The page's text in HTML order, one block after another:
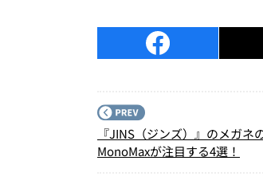
『JINS（ジンズ）』のメガネ
MonoMaxが注目する4選！